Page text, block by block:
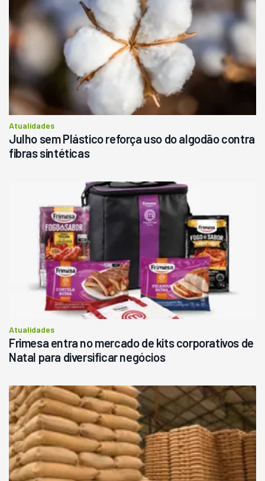
Atualidades
Julho sem Plástico reforça uso do algodão contra
fibras sintéticas
Atualidades
Frimesa entra no mercado de kits corporativos de
Natal para diversificar negócios